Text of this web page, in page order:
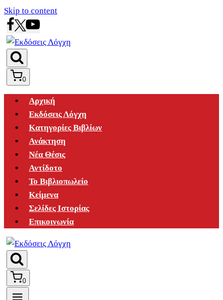
Skip to content
0
Αρχική
Εκδόσεις Λόγχη
Κατηγορίες Βιβλίων
Ανάκτηση
Νέα Θέσις
Αντίδοτο
Το Βιβλιοπωλείο
Κείμενα
Σελίδες Ιστορίας
Επικοινωνία
0